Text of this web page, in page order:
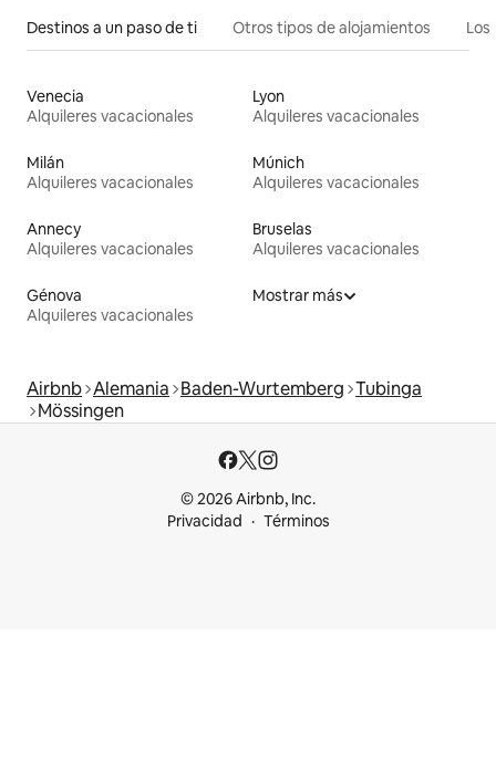
Destinos a un paso de ti Otros tipos de alojamientos
Venecia
Alquileres vacacionales
Lyon
Alquileres vacacionales
Milán
Alquileres vacacionales
Múnich
Alquileres vacacionales
Annecy
Alquileres vacacionales
Bruselas
Alquileres vacacionales
Génova
Alquileres vacacionales
Mostrar más
Airbnb Alemania Baden-Wurtemberg Tubinga
Mössingen
© 2026 Airbnb, Inc.
Privacidad
Términos